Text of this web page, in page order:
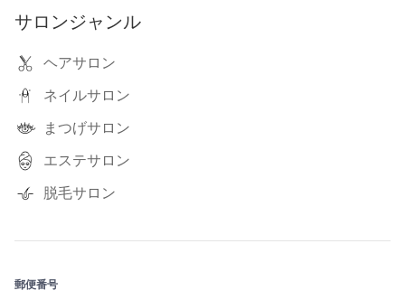
サロンジャンル
ヘアサロン
ネイルサロン
まつげサロン
エステサロン
脱毛サロン
郵便番号